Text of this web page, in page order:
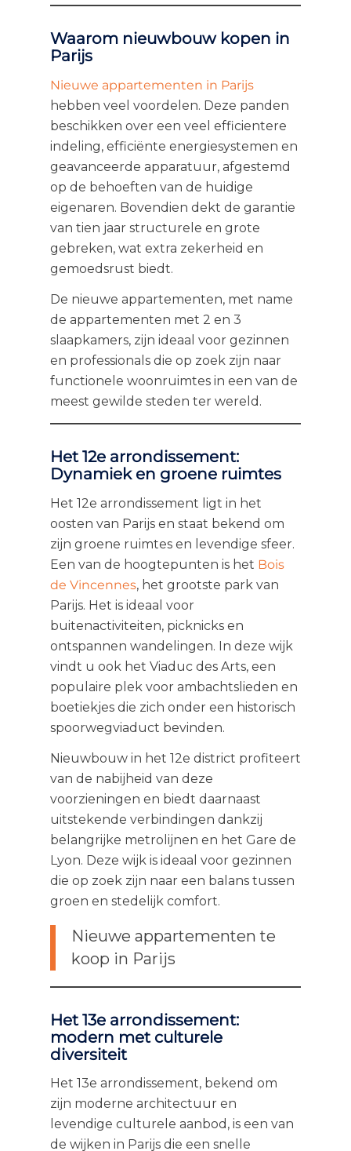
Waarom nieuwbouw kopen in
Parijs
Nieuwe appartementen in Parijs
hebben veel voordelen. Deze panden
beschikken over een veel efficientere
indeling, efficiënte energiesystemen en
geavanceerde apparatuur, afgestemd
op de behoeften van de huidige
eigenaren. Bovendien dekt de garantie
van tien jaar structurele en grote
gebreken, wat extra zekerheid en
gemoedsrust biedt.
De nieuwe appartementen, met name
de appartementen met 2 en 3
slaapkamers, zijn ideaal voor gezinnen
en professionals die op zoek zijn naar
functionele woonruimtes in een van de
meest gewilde steden ter wereld.
Het 12e arrondissement:
Dynamiek en groene ruimtes
Het 12e arrondissement ligt in het
oosten van Parijs en staat bekend om
zijn groene ruimtes en levendige sfeer.
Een van de hoogtepunten is het Bois
de Vincennes, het grootste park van
Parijs. Het is ideaal voor
buitenactiviteiten, picknicks en
ontspannen wandelingen. In deze wijk
vindt u ook het Viaduc des Arts, een
populaire plek voor ambachtslieden en
boetiekjes die zich onder een historisch
spoorwegviaduct bevinden.
Nieuwbouw in het 12e district profiteert
van de nabijheid van deze
voorzieningen en biedt daarnaast
uitstekende verbindingen dankzij
belangrijke metrolijnen en het Gare de
Lyon. Deze wijk is ideaal voor gezinnen
die op zoek zijn naar een balans tussen
groen en stedelijk comfort.
Nieuwe appartementen te
koop in Parijs
Het 13e arrondissement:
modern met culturele
diversiteit
Het 13e arrondissement, bekend om
zijn moderne architectuur en
levendige culturele aanbod, is een van
de wijken in Parijs die een snelle